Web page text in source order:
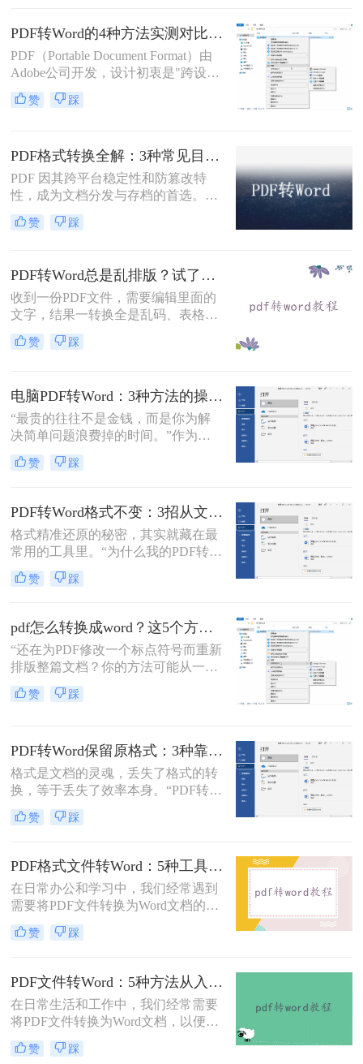
用固定坐标记录每个文字、图形的精
确位置，而Word是流式排版，内容从
上到下流动、自动换行。
PDF转Word的4种方法实测对比（附还原度对比表）！
PDF（Portable Document Format）由
Adobe公司开发，设计初衷是"跨设备
一致性呈现"——无论在什么设备上
打开，排版都完全一样。这个优点也
位置，而Word是流式排版，内容从上
到下流动、自动换行。
赞 踩
PDF格式转换全解：3种常见目标格式及对应操作方法！
PDF 因其跨平台稳定性和防篡改特
性，成为文档分发与存档的首选。但
当需要编辑内容、调整格式或提取文
本时，将其转换为可编辑的 Word 文
流转换途径。
赞 踩
PDF转Word总是乱排版？试了好几个办法，这几个真的能用！
收到一份PDF文件，需要编辑里面的
文字，结果一转换全是乱码、表格错
位、图片跑偏——这种糟心事估计不
少人都遇到过。其实pdf怎么转换成
的PDF是什么类型、要转几个文件、
对排版要求高不高。本文就按不同场
景，把我自己实际用过、觉得靠谱的
转、批量处理、以及对排版要求高时
赞 踩
电脑PDF转Word：3种方法的操作步骤和常见报错处理！
“最贵的往往不是金钱，而是你为解
决简单问题浪费掉的时间。”作为专
注电脑办公软件测评多年的博
主，“电脑怎么将pdf转换成word免
背后，是无数职场人和内容创作者面
对合同、报告、文献时，渴望高效提
取、编辑信息的真切需求。
赞 踩
PDF转Word格式不变：3招从文件选择到输出设置全流程！
格式精准还原的秘密，其实就藏在最
常用的工具里。“为什么我的PDF转成
Word后，格式全乱了？”——这是小
编在后台收到最多的问题之一。相信
疼：一份精心排版的报告、合同或方
案，转换后却面目全非，表格错位、
字体变异、版面混乱，不得不花费大
量时间重新调整。
赞 踩
pdf怎么转换成word？这5个方法亲测有效，职场人必备技能！
“还在为PDF修改一个标点符号而重新
排版整篇文档？你的方法可能从一开
始就错了。”作为一名深耕电脑办公
软件领域多年的测评博主，小编每天
赞 踩
PDF转Word保留原格式：3种靠谱方法的关键参数配置！
格式是文档的灵魂，丢失了格式的转
换，等于丢失了效率本身。“PDF转完
Word，排版全乱了，还不如自己重打
一遍！”这是小编在后台收到最多的
域多年的测评博主，我深知一份格式
错乱、需要手动调整数小时的Word文
档，对职场人来说是多么糟糕的体
验。那么pdf转word如何保留原格式
呢？
赞 踩
PDF格式文件转Word：5种工具按文件来源和用途对照选择！
在日常办公和学习中，我们经常遇到
需要将PDF文件转换为Word文档的需
求。PDF格式的文件如何转Word一直
是困扰许多用户的难题。无论是需要
调整报告格式，掌握高效的PDF转
Word技巧都至关重要。本文将为您详
细介绍几种经过实践验证的有效方
法，帮助您快速解决格式转换问题。
赞 踩
PDF文件转Word：5种方法从入门到避坑的实操指南！
在日常生活和工作中，我们经常需要
将PDF文件转换为Word文档，以便于
编辑和修改。那么怎么把pdf文件转换
成word呢？本文将详细介绍几种将
赞 踩